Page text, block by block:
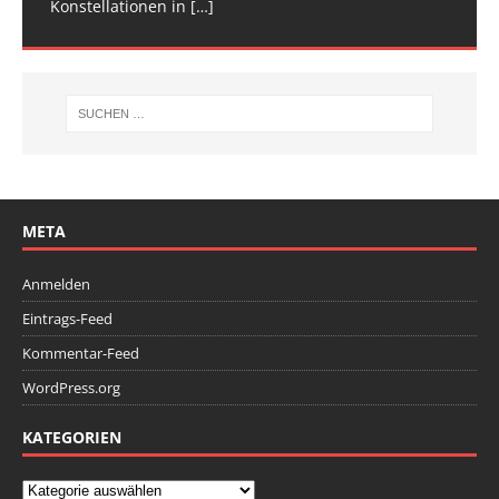
Konstellationen in […]
Deutschen[…]
META
Anmelden
Eintrags-Feed
Kommentar-Feed
WordPress.org
KATEGORIEN